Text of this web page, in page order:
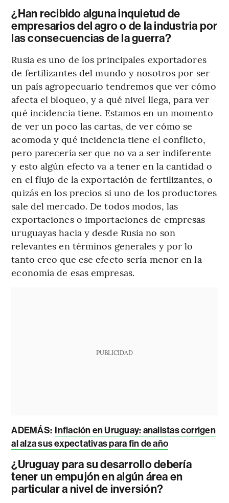
¿Han recibido alguna inquietud de
empresarios del agro o de la industria por
las consecuencias de la guerra?
Rusia es uno de los principales exportadores
de fertilizantes del mundo y nosotros por ser
un país agropecuario tendremos que ver cómo
afecta el bloqueo, y a qué nivel llega, para ver
qué incidencia tiene. Estamos en un momento
de ver un poco las cartas, de ver cómo se
acomoda y qué incidencia tiene el conflicto,
pero parecería ser que no va a ser indiferente
y esto algún efecto va a tener en la cantidad o
en el flujo de la exportación de fertilizantes, o
quizás en los precios si uno de los productores
sale del mercado. De todos modos, las
exportaciones o importaciones de empresas
uruguayas hacia y desde Rusia no son
relevantes en términos generales y por lo
tanto creo que ese efecto sería menor en la
economía de esas empresas.
PUBLICIDAD
ADEMÁS: Inflación en Uruguay: analistas corrigen
al alza sus expectativas para fin de año
¿Uruguay para su desarrollo debería
tener un empujón en algún área en
particular a nivel de inversión?